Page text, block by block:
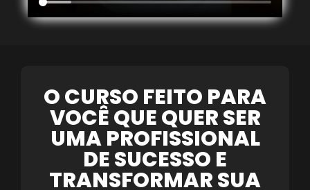
O CURSO FEITO PARA
VOCÊ QUE QUER SER
UMA PROFISSIONAL
DE SUCESSO E
TRANSFORMAR SUA